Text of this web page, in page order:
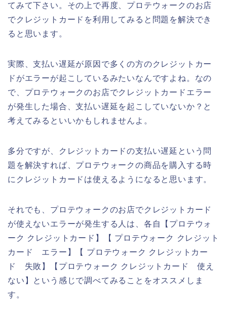
てみて下さい。その上で再度、プロテウォークのお店
でクレジットカードを利用してみると問題を解決でき
ると思います。
実際、支払い遅延が原因で多くの方のクレジットカー
ドがエラーが起こしているみたいなんですよね。なの
で、プロテウォークのお店でクレジットカードエラー
が発生した場合、支払い遅延を起こしていないか？と
考えてみるといいかもしれませんよ。
多分ですが、クレジットカードの支払い遅延という問
題を解決すれば、プロテウォークの商品を購入する時
にクレジットカードは使えるようになると思います。
それでも、プロテウォークのお店でクレジットカード
が使えないエラーが発生する人は、各自【プロテウォ
ーク クレジットカード】【 プロテウォーク クレジット
カード エラー】【 プロテウォーク クレジットカー
ド 失敗】【プロテウォーク クレジットカード 使え
ない】という感じで調べてみることをオススメしま
す。